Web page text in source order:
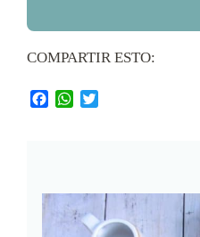
COMPARTIR ESTO: